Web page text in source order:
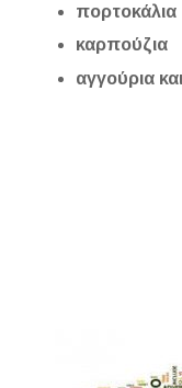
πορτοκάλια
καρπούζια
αγγούρια